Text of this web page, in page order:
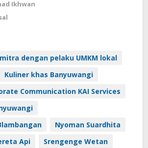
Ikhwan
dengan pelaku UMKM lokal
Kuliner khas Banyuwangi
Communication KAI Services
Nyoman Suardhita
Api
Srengenge Wetan